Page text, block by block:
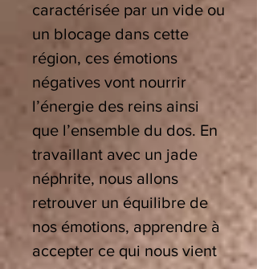
caractérisée par un vide ou
un blocage dans cette
région, ces émotions
négatives vont nourrir
l’énergie des reins ainsi
que l’ensemble du dos. En
travaillant avec un jade
néphrite, nous allons
retrouver un équilibre de
nos émotions, apprendre à
accepter ce qui nous vient